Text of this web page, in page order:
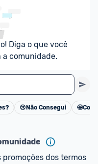
Diga o que você
comunidade.
Cancelar
😢 Não Consegui 🤩
promoções dos termos